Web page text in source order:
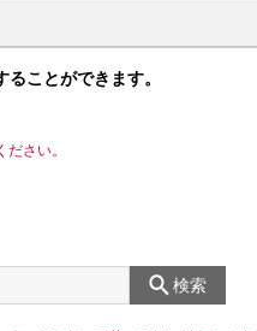
ことができます。
さい。
検索